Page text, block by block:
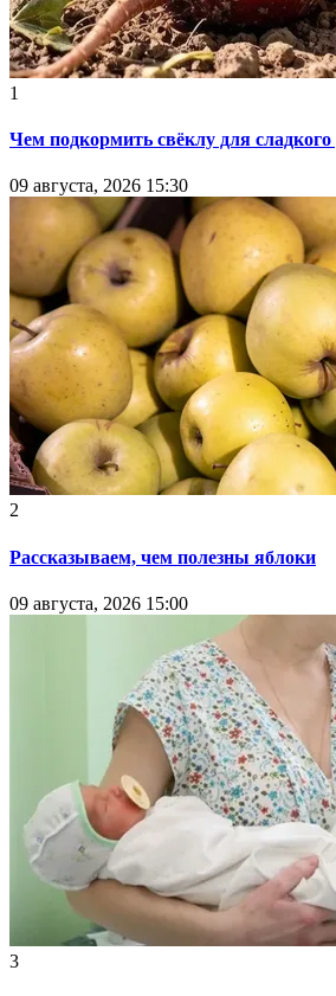
1
Чем подкормить свёклу для
09 августа, 2026 15:30
2
Рассказываем, чем полезны яблоки
09 августа, 2026 15:00
3